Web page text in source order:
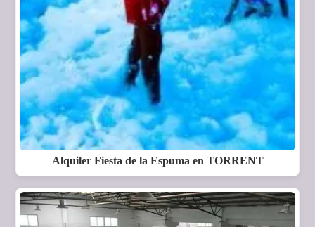
Alquiler Fiesta de la Espuma en TORRENT